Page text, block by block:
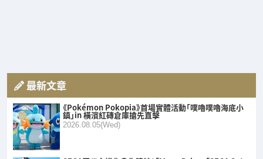
最新文章
《Pokémon Pokopia》首場實體活動「噗嚕噗嚕海底小
鎮」in 橫濱紅磚倉庫搶先直擊
2026.08.05(Wed)